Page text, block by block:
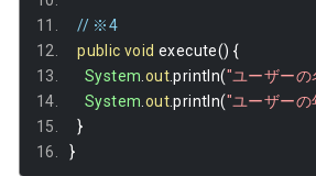
// ※4
public void execute() {
System out.println("ユーザーの
System out.println("ユーザーの
}
}